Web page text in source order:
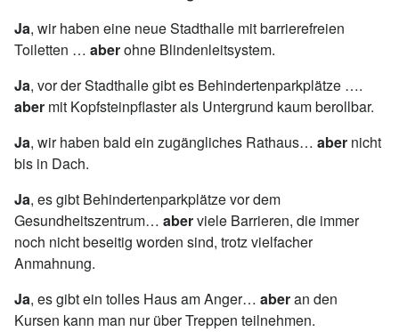
Ja, wir haben eine neue Stadthalle mit barrierefreien
Toiletten … aberohne Blindenleitsystem.
Ja, vor der Stadthalle gibt es Behindertenparkplätze ….
aber mit Kopfsteinpflaster als Untergrund kaum berollbar.
Ja, wir haben bald ein zugängliches Rathaus… aber nicht
bis in Dach.
Ja, es gibt Behindertenparkplätze vor dem
Gesundheitszentrum… aberviele Barrieren, die immer
noch nicht beseitig worden sind, trotz vielfacher
Anmahnung.
Ja, es gibt ein tolles Haus am Anger… aberan den
Kursen kann man nur über Treppen teilnehmen.